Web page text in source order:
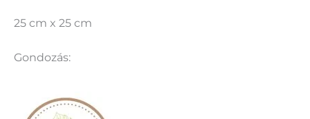
25 cm x 25 cm
Gondozás: